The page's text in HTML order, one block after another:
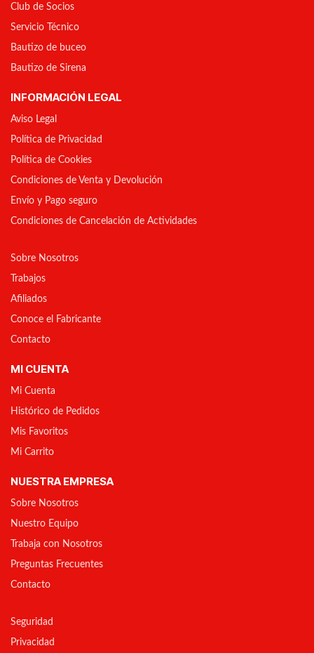
Club de Socios
Servicio Técnico
Bautizo de buceo
Bautizo de Sirena
INFORMACIÓN LEGAL
Aviso Legal
Política de Privacidad
Política de Cookies
Condiciones de Venta y Devolución
Envío y Pago seguro
Condiciones de Cancelación de Actividades
Sobre Nosotros
Trabajos
Afiliados
Conoce el Fabricante
Contacto
MI CUENTA
Mi Cuenta
Histórico de Pedidos
Mis Favoritos
Mi Carrito
NUESTRA EMPRESA
Sobre Nosotros
Nuestro Equipo
Trabaja con Nosotros
Preguntas Frecuentes
Contacto
Seguridad
Privacidad